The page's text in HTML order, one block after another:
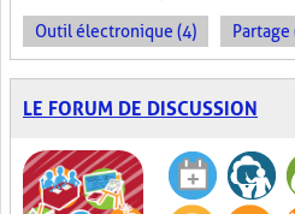
Outil électronique (4) Partage
LE FORUM DE DISCUSSION